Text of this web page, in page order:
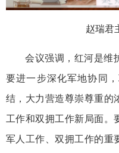
赵瑞君
会议强调，红河是维
要进一步深化军地协同
结，大力营造尊崇尊重的
工作和双拥工作新局面。
军人工作、双拥工作的重